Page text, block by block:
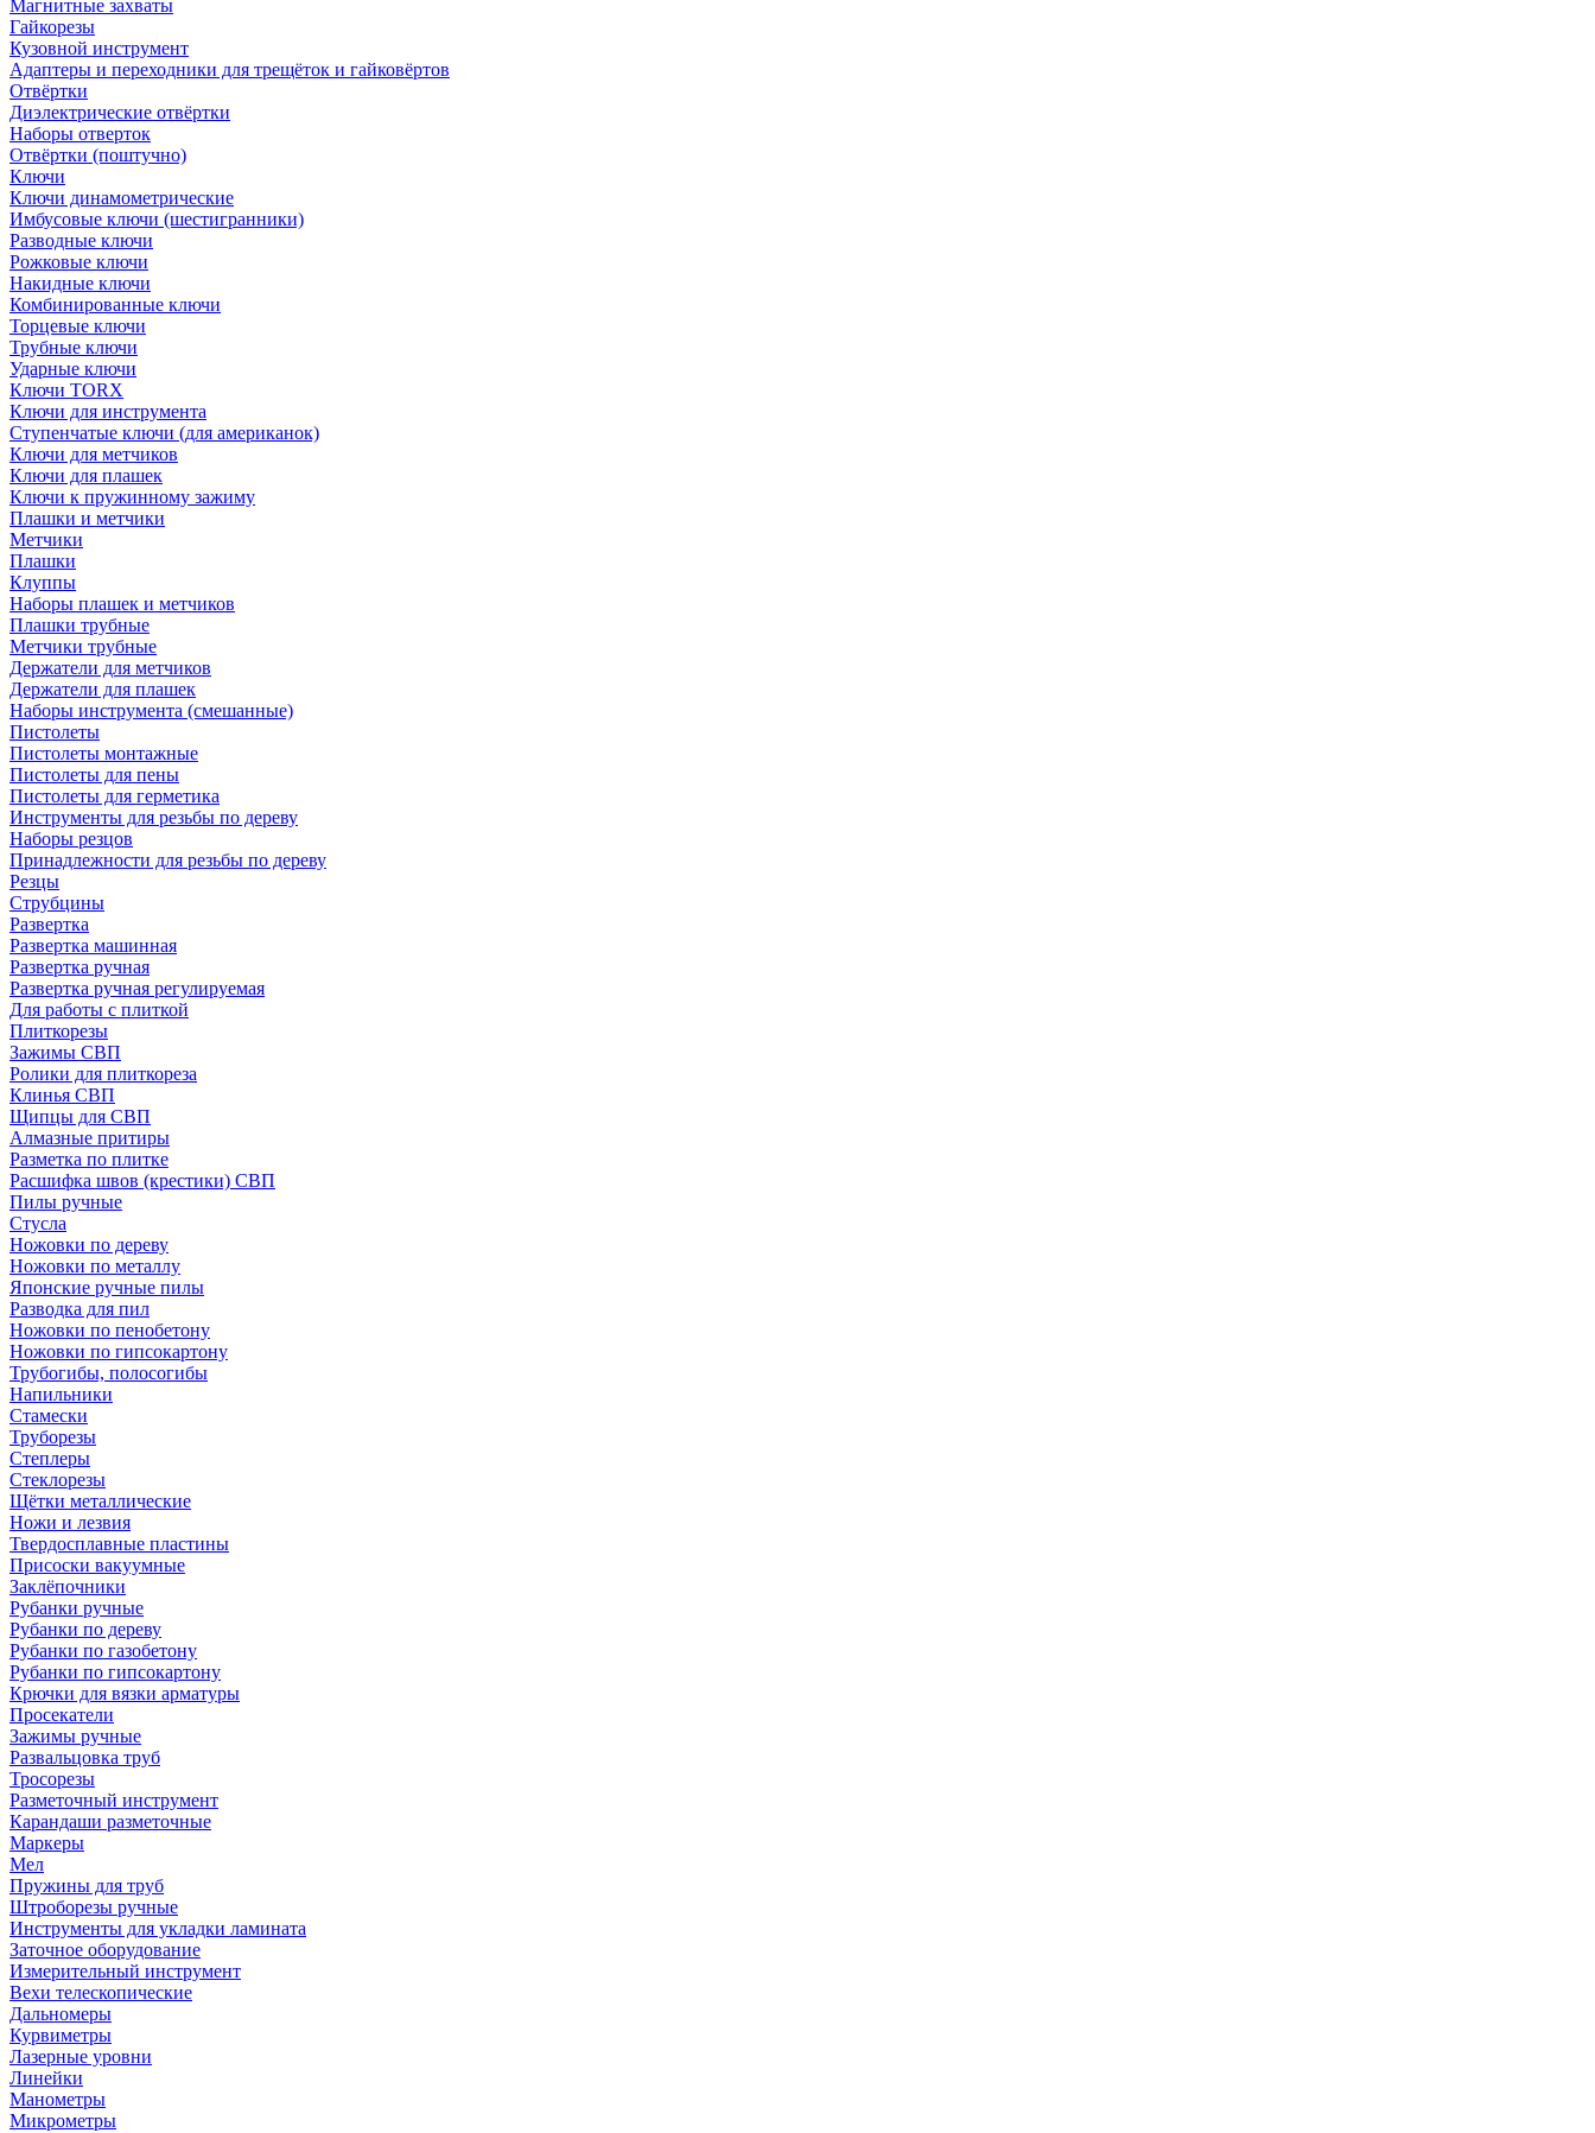
Магнитные захваты
Гайкорезы
Кузовной инструмент
Адаптеры и переходники для трещёток и гайковёртов
Отвёртки
Диэлектрические отвёртки
Наборы отверток
Отвёртки (поштучно)
Ключи
Ключи динамометрические
Имбусовые ключи (шестигранники)
Разводные ключи
Рожковые ключи
Накидные ключи
Комбинированные ключи
Торцевые ключи
Трубные ключи
Ударные ключи
Ключи TORX
Ключи для инструмента
Ступенчатые ключи (для американок)
Ключи для метчиков
Ключи для плашек
Ключи к пружинному зажиму
Плашки и метчики
Метчики
Плашки
Клуппы
Наборы плашек и метчиков
Плашки трубные
Метчики трубные
Держатели для метчиков
Держатели для плашек
Наборы инструмента (смешанные)
Пистолеты
Пистолеты монтажные
Пистолеты для пены
Пистолеты для герметика
Инструменты для резьбы по дереву
Наборы резцов
Принадлежности для резьбы по дереву
Резцы
Струбцины
Развертка
Развертка машинная
Развертка ручная
Развертка ручная регулируемая
Для работы с плиткой
Плиткорезы
Зажимы СВП
Ролики для плиткореза
Клинья СВП
Щипцы для СВП
Алмазные притиры
Разметка по плитке
Расшифка швов (крестики) СВП
Пилы ручные
Стусла
Ножовки по дереву
Ножовки по металлу
Японские ручные пилы
Разводка для пил
Ножовки по пенобетону
Ножовки по гипсокартону
Трубогибы, полосогибы
Напильники
Стамески
Труборезы
Степлеры
Стеклорезы
Щётки металлические
Ножи и лезвия
Твердосплавные пластины
Присоски вакуумные
Заклёпочники
Рубанки ручные
Рубанки по дереву
Рубанки по газобетону
Рубанки по гипсокартону
Крючки для вязки арматуры
Просекатели
Зажимы ручные
Развальцовка труб
Тросорезы
Разметочный инструмент
Карандаши разметочные
Маркеры
Мел
Пружины для труб
Штроборезы ручные
Инструменты для укладки ламината
Заточное оборудование
Измерительный инструмент
Вехи телескопические
Дальномеры
Курвиметры
Лазерные уровни
Линейки
Манометры
Микрометры